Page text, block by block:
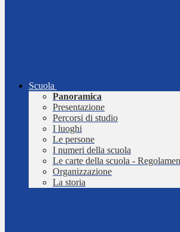
Scuola
Panoramica
Presentazione
Percorsi di studio
I luoghi
Le persone
I numeri della scuola
Le carte della scuola -
Organizzazione
La storia